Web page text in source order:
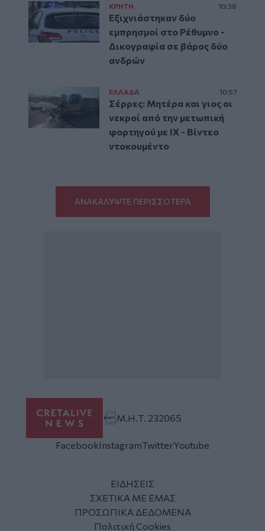
ΚΡΗΤΗ 10:38
Εξιχνιάστηκαν δύο
εμπρησμοί στο Ρέθυμνο -
Δικογραφία σε βάρος δύο
ανδρών
ΕΛΛAΔΑ 10:57
Σέρρες: Μητέρα και γιος οι
νεκροί από την μετωπική
φορτηγού με ΙΧ - Βίντεο
ντοκουμέντο
ΑΝΑΚΑΛΥΨΤΕ ΠΕΡΙΣΣΟΤΕΡΑ
Μ.Η.Τ. 232065
FacebookInstagramTwitterYoutube
ΕΙΔΗΣΕΙΣ
ΣΧΕΤΙΚΑ ΜΕ ΕΜΑΣ
ΠΡΟΣΩΠΙΚΑ ΔΕΔΟΜΕΝΑ
Πολιτική Cookies